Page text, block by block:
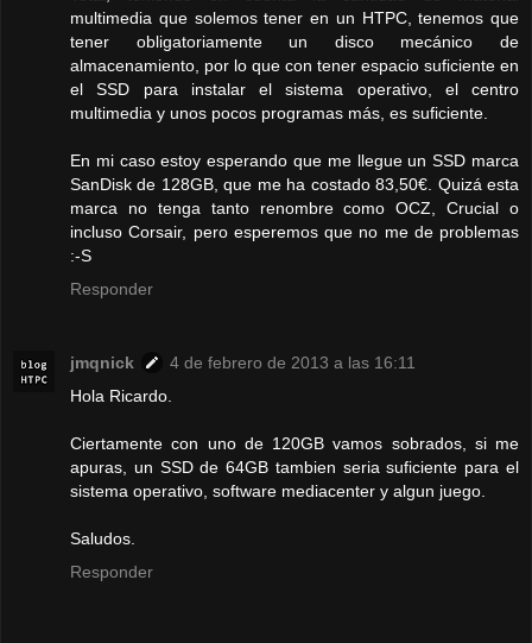
multimedia que solemos tener en un HTPC, tenemos que
tener obligatoriamente un disco mecánico de
almacenamiento, por lo que con tener espacio suficiente en
el SSD para instalar el sistema operativo, el centro
multimedia y unos pocos programas más, es suficiente.
En mi caso estoy esperando que me llegue un SSD marca
SanDisk de 128GB, que me ha costado 83,50€. Quizá esta
marca no tenga tanto renombre como OCZ, Crucial o
incluso Corsair, pero esperemos que no me de problemas
:-S
Responder
jmqnick
4 de febrero de 2013 a las 16:11
Hola Ricardo.
Ciertamente con uno de 120GB vamos sobrados, si me
apuras, un SSD de 64GB tambien seria suficiente para el
sistema operativo, software mediacenter y algun juego.
Saludos.
Responder